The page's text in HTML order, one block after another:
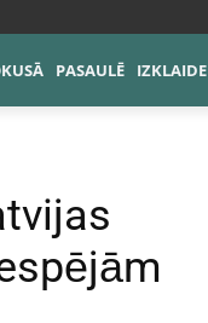
PASAULĒ IZKLAIDE